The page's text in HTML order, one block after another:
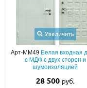
+7
Увеличить
Арт-ММ49 Белая входная
с МДФ с двух сторон и
шумоизоляцией
28 500 руб.